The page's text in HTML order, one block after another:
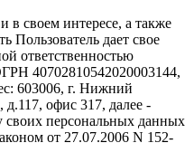
в своем интересе, а также
Пользователь дает свое
ответственностью
40702810542020003144,
603006, г. Нижний
офис 317, далее -
своих персональных данных
от 27.07.2006 N 152-